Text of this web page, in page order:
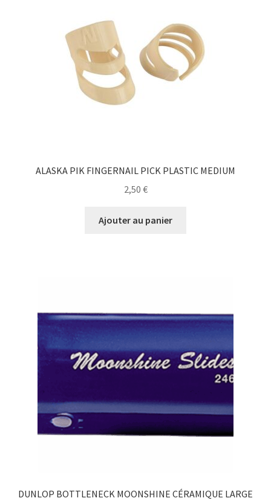
ALASKA PIK FINGERNAIL PICK PLASTIC MEDIUM
2,50 €
Ajouter au panier
DUNLOP BOTTLENECK MOONSHINE CÉRAMIQUE LARGE